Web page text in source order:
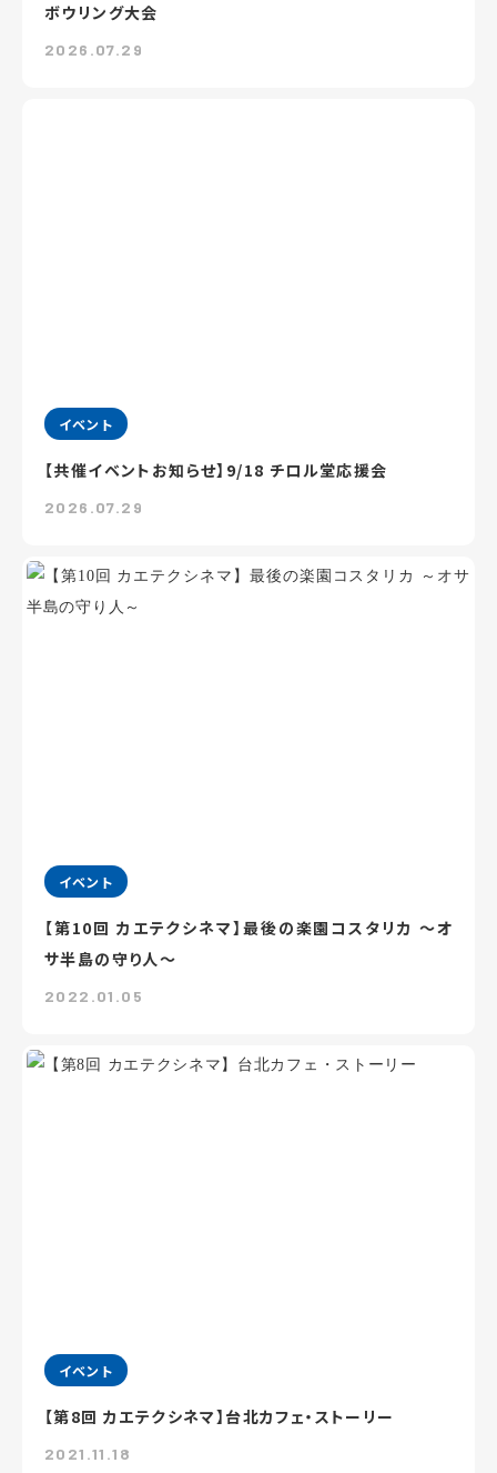
ボウリング大会
2026.07.29
イベント
【共催イベントお知らせ】9/18 チロル堂応援会
2026.07.29
イベント
【第10回 カエテクシネマ】最後の楽園コスタリカ ～オ
サ半島の守り人～
2022.01.05
イベント
【第8回 カエテクシネマ】台北カフェ・ストーリー
2021.11.18